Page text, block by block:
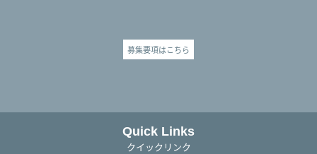
募集要項はこちら
Quick Links
クイックリンク